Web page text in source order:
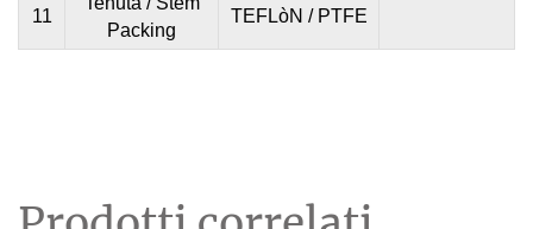
11
Packing
TEFLòN / PTFE